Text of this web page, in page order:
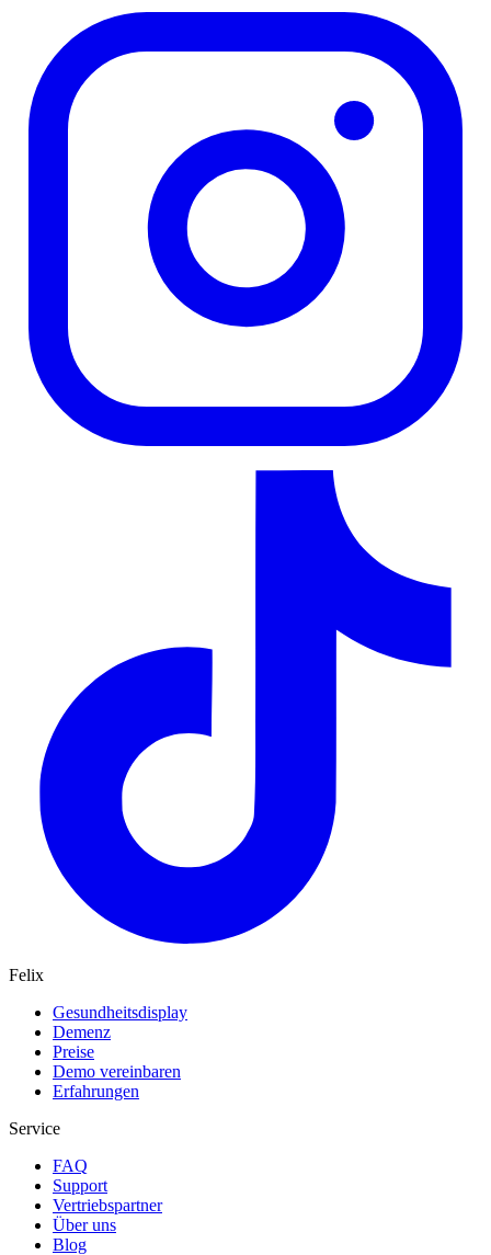
Felix
Gesundheitsdisplay
Demenz
Preise
Demo vereinbaren
Erfahrungen
Service
FAQ
Support
Vertriebspartner
Über uns
Blog